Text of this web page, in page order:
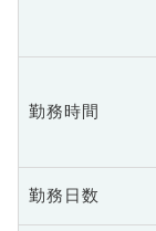
勤務時間
勤務日数